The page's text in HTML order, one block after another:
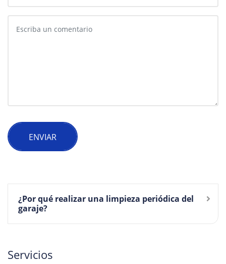
ENVIAR
¿Por qué realizar una limpieza periódica del
garaje?
Servicios